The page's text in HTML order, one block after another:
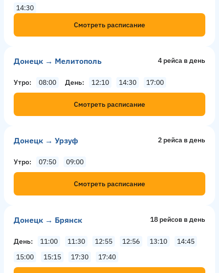
14:30
Смотреть расписание
Донецк → Мелитополь 4 рейсa в день
Утро 08:00 День 12:10 14:30 17:00
Смотреть расписание
Донецк → Урзуф 2 рейсa в день
Утро 07:50 09:00
Смотреть расписание
Донецк → Брянск 18 рейсов в день
День 11:00 11:30 12:55 12:56 13:10
14:45
15:00
15:15 17:30 17:40